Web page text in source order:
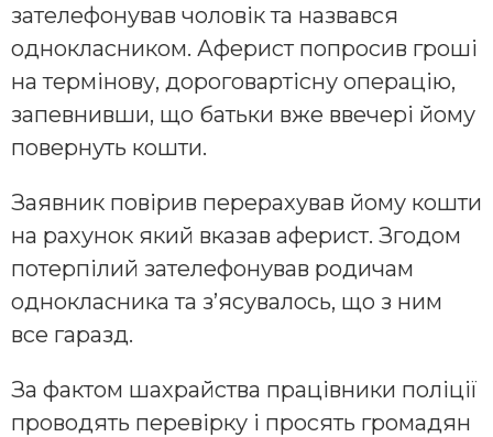
зателефонував чоловік та назвався
однокласником. Аферист попросив гроші
на термінову, дороговартісну операцію,
запевнивши, що батьки вже ввечері йому
повернуть кошти.
Заявник повірив перерахував йому кошти
на рахунок який вказав аферист. Згодом
потерпілий зателефонував родичам
однокласника та з’ясувалось, що з ним
все гаразд.
За фактом шахрайства працівники поліції
проводять перевірку і просять громадян